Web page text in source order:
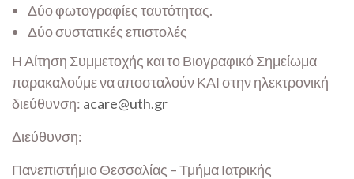
Δύο φωτογραφίες ταυτότητας.
Δύο συστατικές επιστολές
Η Αίτηση Συμμετοχής και το Βιογραφικό Σημείωμα
παρακαλούμε να αποσταλούν ΚΑΙ στην ηλεκτρονική
διεύθυνση: acare@uth.gr
Διεύθυνση:
Πανεπιστήμιο Θεσσαλίας – Τμήμα Ιατρικής